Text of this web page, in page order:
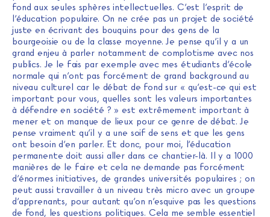
fond aux seules sphères intellectuelles. C’est l’esprit de
l’éducation populaire. On ne crée pas un projet de société
juste en écrivant des bouquins pour des gens de la
bourgeoisie ou de la classe moyenne. Je pense qu’il y a un
grand enjeu à parler notamment de complotisme avec nos
publics. Je le fais par exemple avec mes étudiants d’école
normale qui n’ont pas forcément de grand background au
niveau culturel car le débat de fond sur « qu’est-ce qui est
important pour vous, quelles sont les valeurs importantes
à défendre en société ? » est extrêmement important à
mener et on manque de lieux pour ce genre de débat. Je
pense vraiment qu’il y a une soif de sens et que les gens
ont besoin d’en parler. Et donc, pour moi, l’éducation
permanente doit aussi aller dans ce chantier-là. Il y a 1000
manières de le faire et cela ne demande pas forcément
d’énormes initiatives, de grandes universités populaires ; on
peut aussi travailler à un niveau très micro avec un groupe
d’apprenants, pour autant qu’on n’esquive pas les questions
de fond, les questions politiques. Cela me semble essentiel